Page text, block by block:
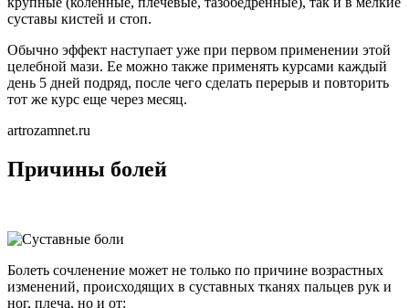
суставы кистей и стоп.
Обычно эффект наступает уже при первом применении этой
целебной мази. Ее можно также применять курсами каждый
день 5 дней подряд, после чего сделать перерыв и повторить
тот же курс еще через месяц.
artrozamnet.ru
Причины болей
Болеть сочленение может не только по причине возрастных
изменений, происходящих в суставных тканях пальцев рук и
ног, плеча, но и от: